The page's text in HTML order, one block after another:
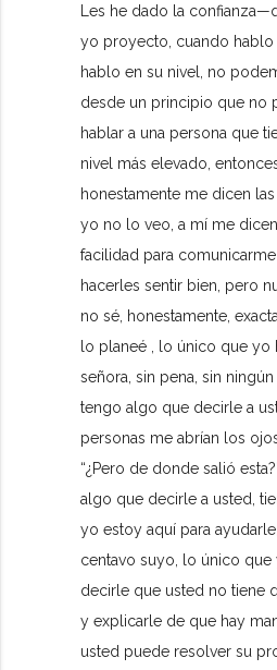
Les he dado la
yo proyecto, cuando hablo
hablo en su nivel, no
desde un principio que no
hablar a una persona que
nivel más elevado,
honestamente me dicen
yo no lo veo, a mí me
facilidad para
hacerles sentir bien, pero
no sé, honestamente,
lo planeé , lo único que yo
señora, sin pena, sin
tengo algo que decirle a
personas me abrían los
“¿Pero de donde salió
algo que decirle a usted,
yo estoy aquí para
centavo suyo, lo único que
decirle que usted no tiene
y explicarle de que hay
usted puede resolver su